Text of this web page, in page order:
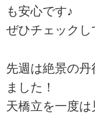
も安心です♪
ぜひチェックし
先週は絶景の
ました！
天橋立を一度